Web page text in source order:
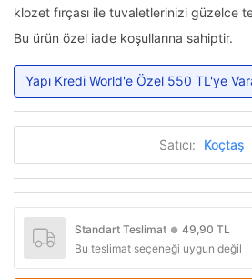
klozet fırçası ile tuvaletlerinizi güzelce
Bu ürün özel iade koşullarına sahiptir.
Yapı Kredi World'e Özel 550 TL'ye
Satıcı: Koçtaş
Standart Teslimat ● 49,90 TL
Bu teslimat seçeneği uygun değil